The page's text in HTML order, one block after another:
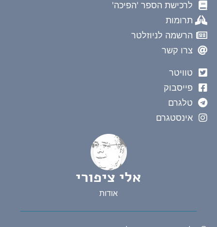
לרכישת הספר 'הפיכה'
תרומות
הרשמה לניוזלטר
צרו קשר
טוויטר
פייסבוק
טלגרם
אינסטגרם
אלי ציפורי
אודות